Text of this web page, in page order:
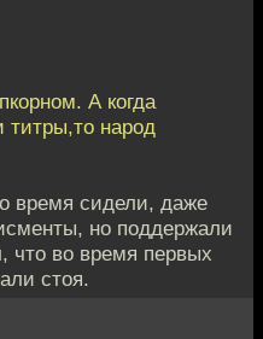
А когда
народ
время сидели, даже
но поддержали
что во время первых
стоя.